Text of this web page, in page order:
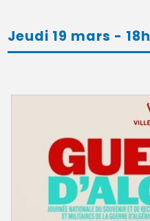
Jeudi 19 mars - 18h